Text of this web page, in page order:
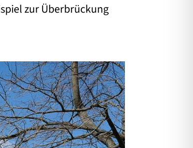
zur Überbrückung